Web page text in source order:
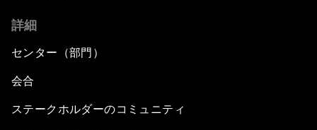
詳細
センター（部門）
会合
ステークホルダーのコミュニティ